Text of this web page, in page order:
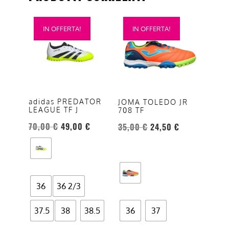
IN OFFERTA!
adidas PREDATOR
LEAGUE TF J
70,00€ 49,00 €
36 36 2/3
37.5 38 38.5
Questo
prodotto
opzioni
possono
essere
scelte
nella
del
prodotto
IN OFFERTA!
JOMA TOLEDO JR
708 TF
35,00€ 24,50 €
36 37
Questo
prodotto
ha
più
varianti.
opzioni
possono
essere
pagina
del